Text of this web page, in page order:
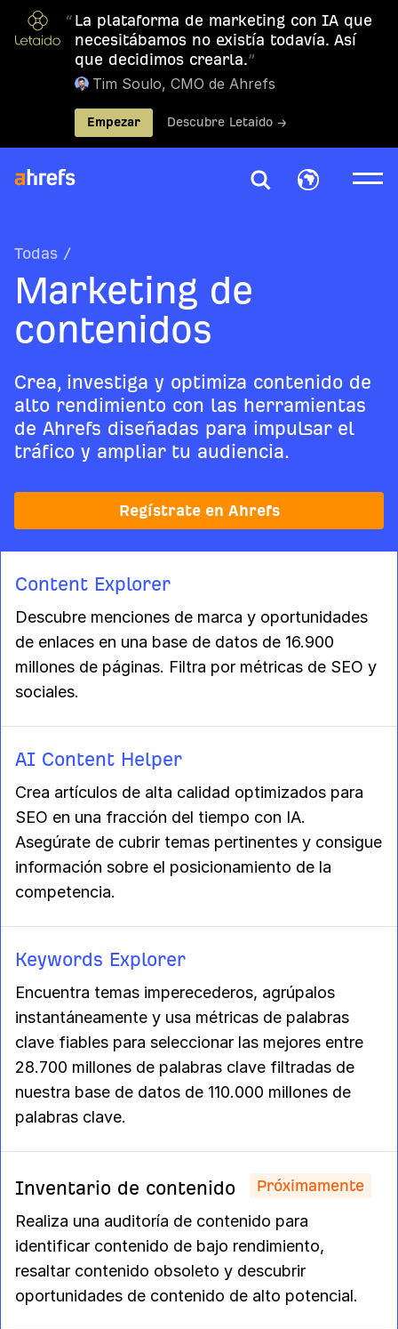
“ La plataforma de marketing con IA que
necesitábamos no existía todavía. Así
que decidimos crearla.”
Tim Soulo, CMO de Ahrefs
Empezar Descubre Letaido →
Todas /
Marketing de
contenidos
Crea, investiga y optimiza contenido de
alto rendimiento con las herramientas
de Ahrefs diseñadas para impulsar el
tráfico y ampliar tu audiencia.
Regístrate en Ahrefs
Content Explorer
Descubre menciones de marca y oportunidades
de enlaces en una base de datos de 16.900
millones de páginas. Filtra por métricas de SEO y
sociales.
AI Content Helper
Crea artículos de alta calidad optimizados para
SEO en una fracción del tiempo con IA.
Asegúrate de cubrir temas pertinentes y consigue
información sobre el posicionamiento de la
competencia.
Keywords Explorer
Encuentra temas imperecederos, agrúpalos
instantáneamente y usa métricas de palabras
clave fiables para seleccionar las mejores entre
28.700 millones de palabras clave filtradas de
nuestra base de datos de 110.000 millones de
palabras clave.
Inventario de contenido Próximamente
Realiza una auditoría de contenido para
identificar contenido de bajo rendimiento,
resaltar contenido obsoleto y descubrir
oportunidades de contenido de alto potencial.